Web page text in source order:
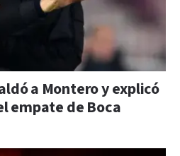
a Montero y explicó
empate de Boca